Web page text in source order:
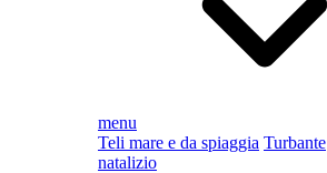
menu
Teli mare e da spiaggia Turbante
natalizio